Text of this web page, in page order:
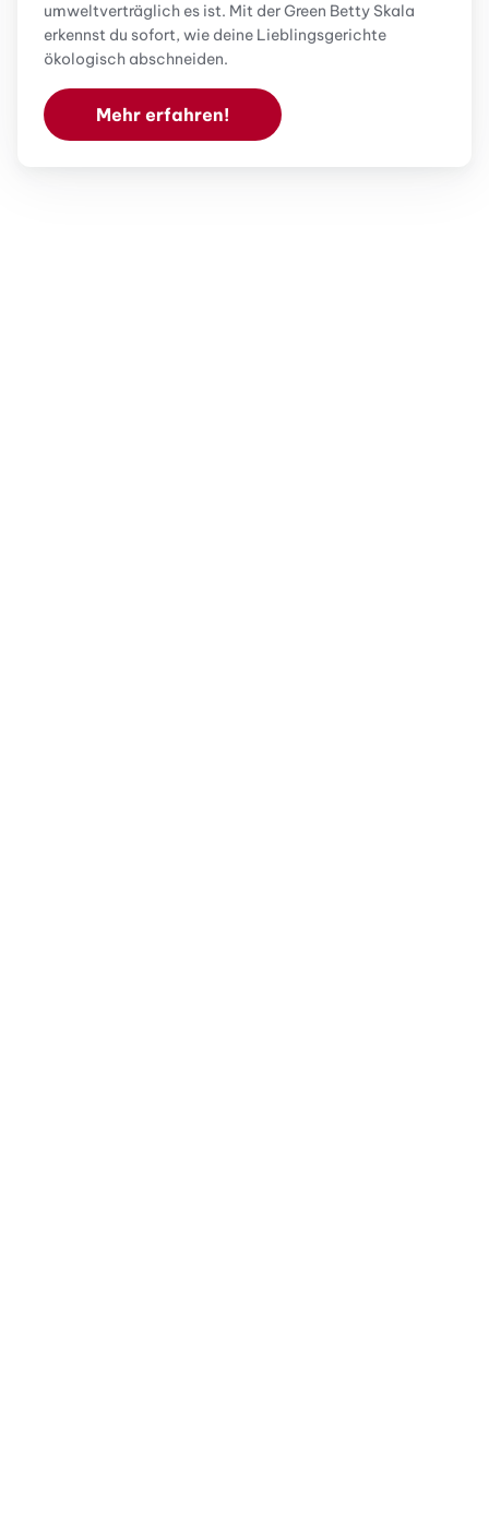
umweltverträglich es ist. Mit der Green Betty Skala
erkennst du sofort, wie deine Lieblingsgerichte
ökologisch abschneiden.
Mehr erfahren!